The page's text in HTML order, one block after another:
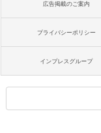
広告掲載のご案内
プライバシーポリシー
インプレスグループ